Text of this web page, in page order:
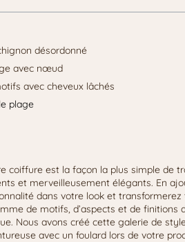
désordonné
avec nœud
avec cheveux lâchés
plage
coiffure est la façon la plus simple de
et merveilleusement élégants. En
dans votre look et
de motifs, d’aspects et de finitions
Nous avons créé cette galerie de
avec un foulard lors de votre